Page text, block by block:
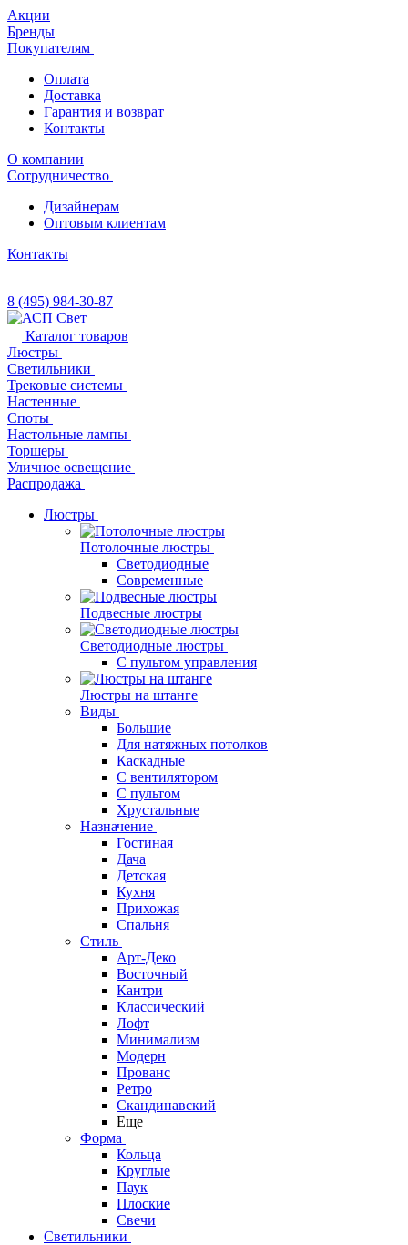
Акции
Бренды
Покупателям
Оплата
Доставка
Гарантия и возврат
Контакты
О компании
Сотрудничество
Дизайнерам
Оптовым клиентам
Контакты
8 (495) 984-30-87
Каталог товаров
Люстры
Светильники
Трековые системы
Настенные
Споты
Настольные лампы
Торшеры
Уличное освещение
Распродажа
Люстры
Потолочные люстры
Светодиодные
Современные
Подвесные люстры
Светодиодные люстры
С пультом управления
Люстры на штанге
Виды
Большие
Для натяжных потолков
Каскадные
С вентилятором
С пультом
Хрустальные
Назначение
Гостиная
Дача
Детская
Кухня
Прихожая
Спальня
Стиль
Арт-Деко
Восточный
Кантри
Классический
Лофт
Минимализм
Модерн
Прованс
Ретро
Скандинавский
Еще
Форма
Кольца
Круглые
Паук
Плоские
Свечи
Светильники